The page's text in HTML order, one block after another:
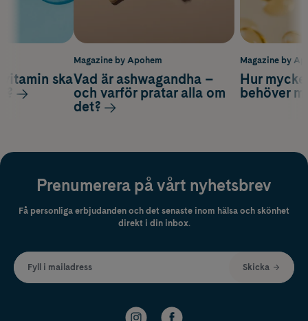
Magazine by
Hur
behöver
ska
Magazine by Apohem
Vad är ashwagandha –
och varför pratar alla om
det?
Prenumerera på vårt nyhetsbrev
Få personliga erbjudanden och det senaste inom hälsa och skönhet
direkt i din inbox.
Fyll i mailadress Skicka